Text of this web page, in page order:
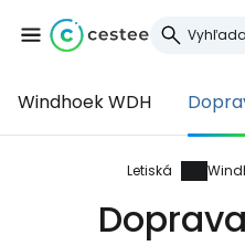
Windhoek WDH
Letiská
Prihláste
služby
... celosvetovej